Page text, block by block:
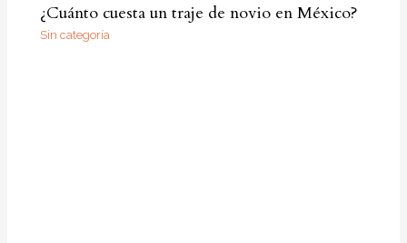
¿Cuánto cuesta un traje de novio en México?
Sin categoría